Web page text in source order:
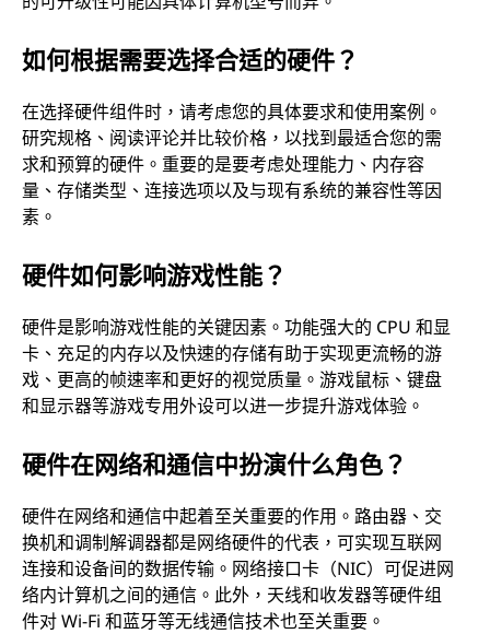
如何根据需要选择合适的硬件？
在选择硬件组件时，请考虑您的具体要求和使用案例。
研究规格、阅读评论并比较价格，以找到最适合您的需
求和预算的硬件。重要的是要考虑处理能力、内存容
量、存储类型、连接选项以及与现有系统的兼容性等因
素。
硬件如何影响游戏性能？
硬件是影响游戏性能的关键因素。功能强大的 CPU 和显
卡、充足的内存以及快速的存储有助于实现更流畅的游
戏、更高的帧速率和更好的视觉质量。游戏鼠标、键盘
和显示器等游戏专用外设可以进一步提升游戏体验。
硬件在网络和通信中扮演什么角色？
硬件在网络和通信中起着至关重要的作用。路由器、交
换机和调制解调器都是网络硬件的代表，可实现互联网
连接和设备间的数据传输。网络接口卡（NIC）可促进网
络内计算机之间的通信。此外，天线和收发器等硬件组
件对 Wi-Fi 和蓝牙等无线通信技术也至关重要。